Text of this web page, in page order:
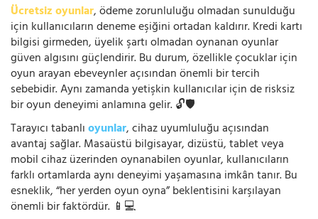
Ücretsiz oyunlar, ödeme zorunluluğu olmadan sunulduğu
için kullanıcıların deneme eşiğini ortadan kaldırır. Kredi kartı
bilgisi girmeden, üyelik şartı olmadan oynanan oyunlar
güven algısını güçlendirir. Bu durum, özellikle çocuklar için
oyun arayan ebeveynler açısından önemli bir tercih
sebebidir. Aynı zamanda yetişkin kullanıcılar için de risksiz
bir oyun deneyimi anlamına gelir. 🔓🛡️
Tarayıcı tabanlıoyunlar, cihaz uyumluluğu açısından
avantaj sağlar. Masaüstü bilgisayar, dizüstü, tablet veya
mobil cihaz üzerinden oynanabilen oyunlar, kullanıcıların
farklı ortamlarda aynı deneyimi yaşamasına imkân tanır. Bu
esneklik, “her yerden oyun oyna” beklentisini karşılayan
önemli bir faktördür. 📱💻